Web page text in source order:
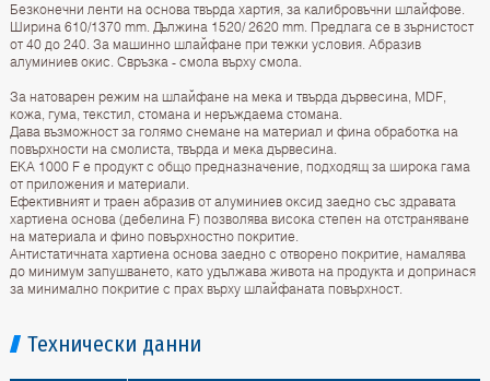
Безконечни ленти на основа твърда хартия, за калибровъчни шлайфове.
Ширина 610/1370 mm. Дължина 1520/ 2620 mm. Предлага се в зърнистост
от 40 до 240. За машинно шлайфане при тежки условия. Абразив
алуминиев окис. Свръзка - смола върху смола.
За натоварен режим на шлайфане на мека и твърда дървесина, MDF,
кожа, гума, текстил, стомана и неръждаема стомана.
Дава възможност за голямо снемане на материал и фина обработка на
повърхности на смолиста, твърда и мека дървесина.
EKA 1000 F е продукт с общо предназначение, подходящ за широкa гама
от приложения и материали.
Ефективният и траен абразив от алуминиев оксид заедно със здравата
хартиена основа (дебелина F) позволява висока степен на отстраняване
на материала и фино повърхностно покритие.
Антистатичната хартиена основа заедно с отворено покритие, намалява
до минимум запушването, като удължава живота на продукта и допринася
за минимално покритие с прах върху шлайфаната повърхност.
Технически данни